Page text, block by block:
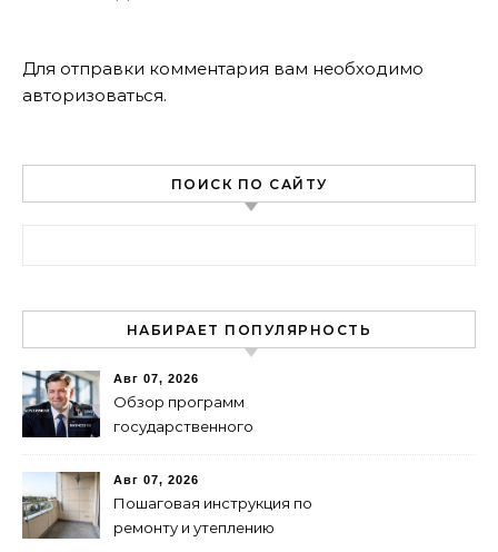
Для отправки комментария вам необходимо
авторизоваться.
ПОИСК ПО САЙТУ
НАБИРАЕТ ПОПУЛЯРНОСТЬ
Авг 07, 2026
Обзор программ
государственного
поддержки бизнеса в
России
Авг 07, 2026
Пошаговая инструкция по
ремонту и утеплению